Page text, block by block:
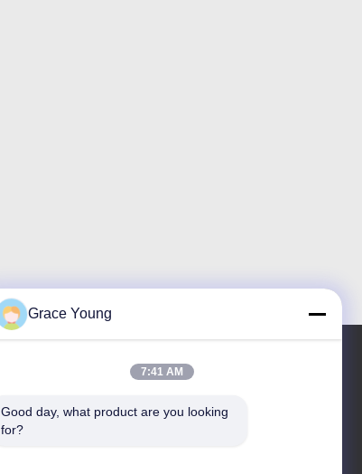
Ons adres
Bedrijfadres
Grace Young
7:41 AM
Good day, what product are you looking
for?